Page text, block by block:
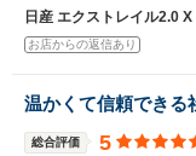
日産 エクストレイル2.0 X
お店からの返信あり
温かくて信頼できる
総合評価 5